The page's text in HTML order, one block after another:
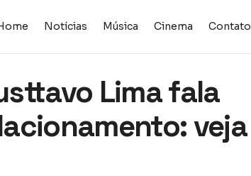
Notícias Música Cinema Contato
Lima fala
veja